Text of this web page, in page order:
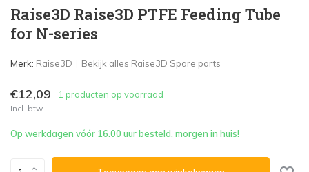
Raise3D Raise3D PTFE Feeding Tube
for N-series
Merk: Raise3D Bekijk alles Raise3D Spare parts
€12,09 1 producten op voorraad
Incl. btw
Op werkdagen vóór 16.00 uur besteld, morgen in huis!